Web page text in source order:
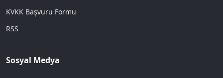
KVKK Başvuru Formu
RSS
Sosyal Medya